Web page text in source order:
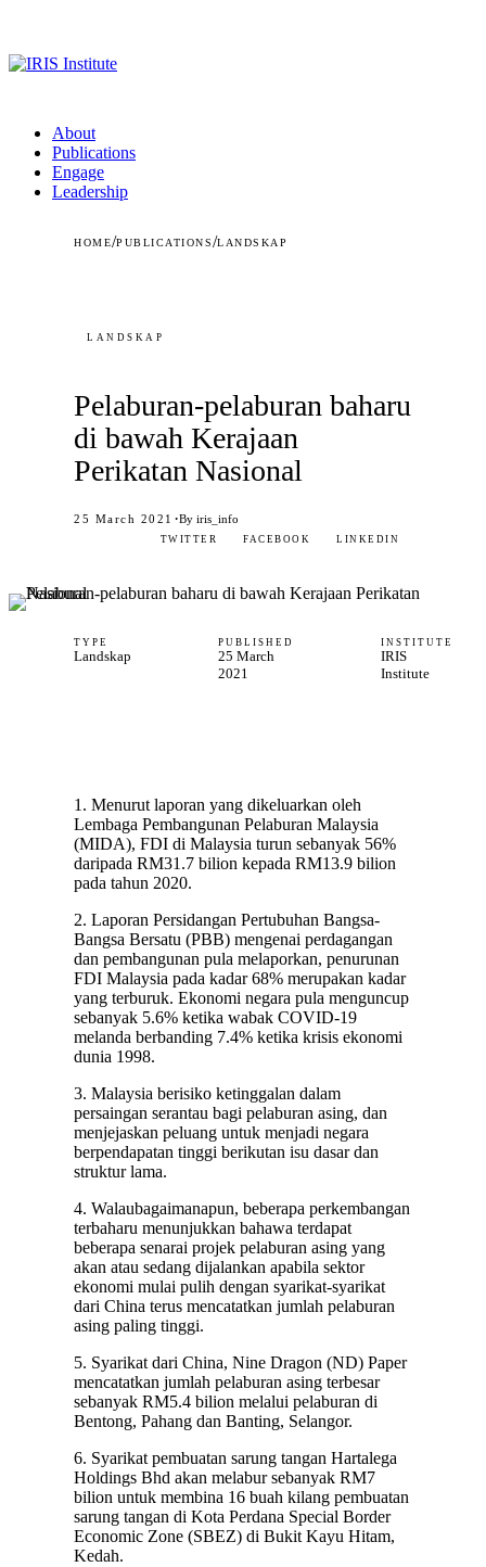
About
Publications
Engage
Leadership
HOME/PUBLICATIONS/LANDSKAP
LANDSKAP
Pelaburan-pelaburan baharu
di bawah Kerajaan
Perikatan Nasional
25 March 2021 ·By iris_info
TWITTER FACEBOOK LINKEDIN
TYPE
Landskap
PUBLISHED
25 March
2021
INSTITUTE
IRIS
Institute
1. Menurut laporan yang dikeluarkan oleh
Lembaga Pembangunan Pelaburan Malaysia
(MIDA), FDI di Malaysia turun sebanyak 56%
daripada RM31.7 bilion kepada RM13.9 bilion
pada tahun 2020.
2. Laporan Persidangan Pertubuhan Bangsa-
Bangsa Bersatu (PBB) mengenai perdagangan
dan pembangunan pula melaporkan, penurunan
FDI Malaysia pada kadar 68% merupakan kadar
yang terburuk. Ekonomi negara pula menguncup
sebanyak 5.6% ketika wabak COVID-19
melanda berbanding 7.4% ketika krisis ekonomi
dunia 1998.
3. Malaysia berisiko ketinggalan dalam
persaingan serantau bagi pelaburan asing, dan
menjejaskan peluang untuk menjadi negara
berpendapatan tinggi berikutan isu dasar dan
struktur lama.
4. Walaubagaimanapun, beberapa perkembangan
terbaharu menunjukkan bahawa terdapat
beberapa senarai projek pelaburan asing yang
akan atau sedang dijalankan apabila sektor
ekonomi mulai pulih dengan syarikat-syarikat
dari China terus mencatatkan jumlah pelaburan
asing paling tinggi.
5. Syarikat dari China, Nine Dragon (ND) Paper
mencatatkan jumlah pelaburan asing terbesar
sebanyak RM5.4 bilion melalui pelaburan di
Bentong, Pahang dan Banting, Selangor.
6. Syarikat pembuatan sarung tangan Hartalega
Holdings Bhd akan melabur sebanyak RM7
bilion untuk membina 16 buah kilang pembuatan
sarung tangan di Kota Perdana Special Border
Economic Zone (SBEZ) di Bukit Kayu Hitam,
Kedah.